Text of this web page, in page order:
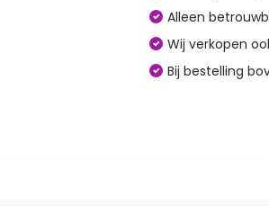
Alleen
Wij verkopen
Bij bestelling